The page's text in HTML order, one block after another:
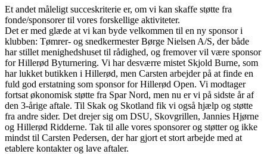
Et andet måleligt succeskriterie er, om vi kan skaffe støtte fra
fonde/sponsorer til vores forskellige aktiviteter.
Det er med glæde at vi kan byde velkommen til en ny sponsor i
klubben: Tømrer- og snedkermester Børge Nielsen A/S, der både
har stillet menighedshuset til rådighed, og fremover vil være sponsor
for Hillerød Byturnering. Vi har desværre mistet Skjold Burne, som
har lukket butikken i Hillerød, men Carsten arbejder på at finde en
fuld god erstatning som sponsor for Hillerød Open. Vi modtager
fortsat økonomisk støtte fra Spar Nord, men nu er vi på sidste år af
den 3-årige aftale. Til Skak og Skotland fik vi også hjælp og støtte
fra andre sider. Det drejer sig om DSU, Skovgrillen, Jannies Hjørne
og Hillerød Ridderne. Tak til alle vores sponsorer og støtter og ikke
mindst til Carsten Pedersen, der har gjort et stort arbejde med at
etablere kontakter og lave aftaler.